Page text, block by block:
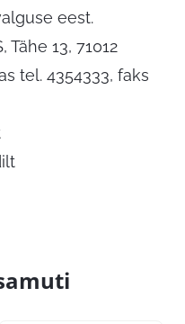
eest.
Tähe 13, 71012
tel. 4354333, faks